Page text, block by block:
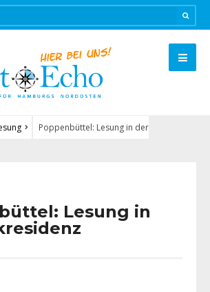
Poppenbüttel: Lesung in der
Lesung in